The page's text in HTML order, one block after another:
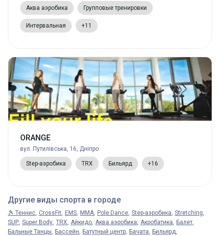
Аква аэробика Групповые тренировки
Интервальная +11
ORANGE
вул. Путилівська, 16, Дніпро
Step-аэробика TRX Бильярд +16
Другие виды спорта в городе
🎾 Теннис CrossFit EMS MMA Pole Dance Step-аэробика Stretching
SUP Super Body TRX Айкидо Аква аэробика Акробатика
Балет
Бальные Танцы
Бассейн Батутный центр Бачата
Бильярд